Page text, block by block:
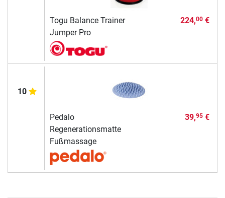
Togu Balance Trainer
Jumper Pro
224,00€
10
Pedalo
Regenerationsmatte
Fußmassage
39,95€